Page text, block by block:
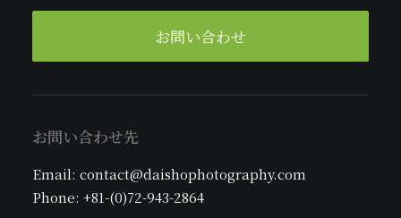
お問い合わせ
お問い合わせ先
Email: contact@daishophotography.com
Phone: +81-(0)72-943-2864